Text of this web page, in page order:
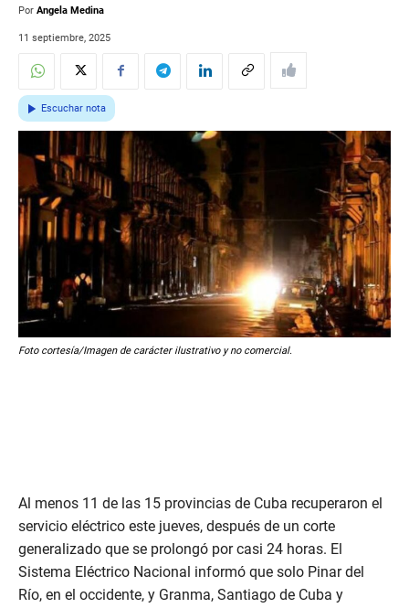
Por Angela Medina
11 septiembre, 2025
Escuchar nota
Foto cortesía/Imagen de carácter ilustrativo y no comercial.
Al menos 11 de las 15 provincias de Cuba recuperaron el
servicio eléctrico este jueves, después de un corte
generalizado que se prolongó por casi 24 horas. El
Sistema Eléctrico Nacional informó que solo Pinar del
Río, en el occidente, y Granma, Santiago de Cuba y